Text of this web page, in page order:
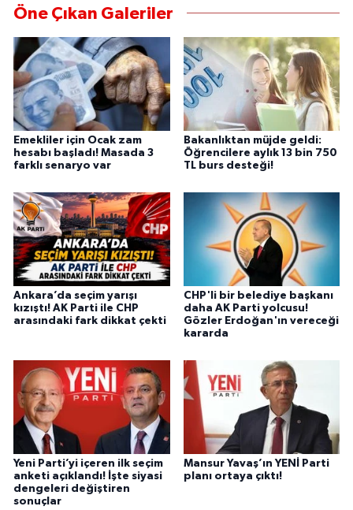
Öne Çıkan Galeriler
Emekliler için Ocak zam
hesabı başladı! Masada 3
farklı senaryo var
Bakanlıktan müjde geldi:
Öğrencilere aylık 13 bin 750
TL burs desteği!
Ankara’da seçim yarışı
kızıştı! AK Parti ile CHP
arasındaki fark dikkat çekti
CHP'li bir belediye başkanı
daha AK Parti yolcusu!
Gözler Erdoğan'ın vereceği
kararda
Yeni Parti’yi içeren ilk seçim
anketi açıklandı! İşte siyasi
dengeleri değiştiren
sonuçlar
Mansur Yavaş’ın YENİ Parti
planı ortaya çıktı!